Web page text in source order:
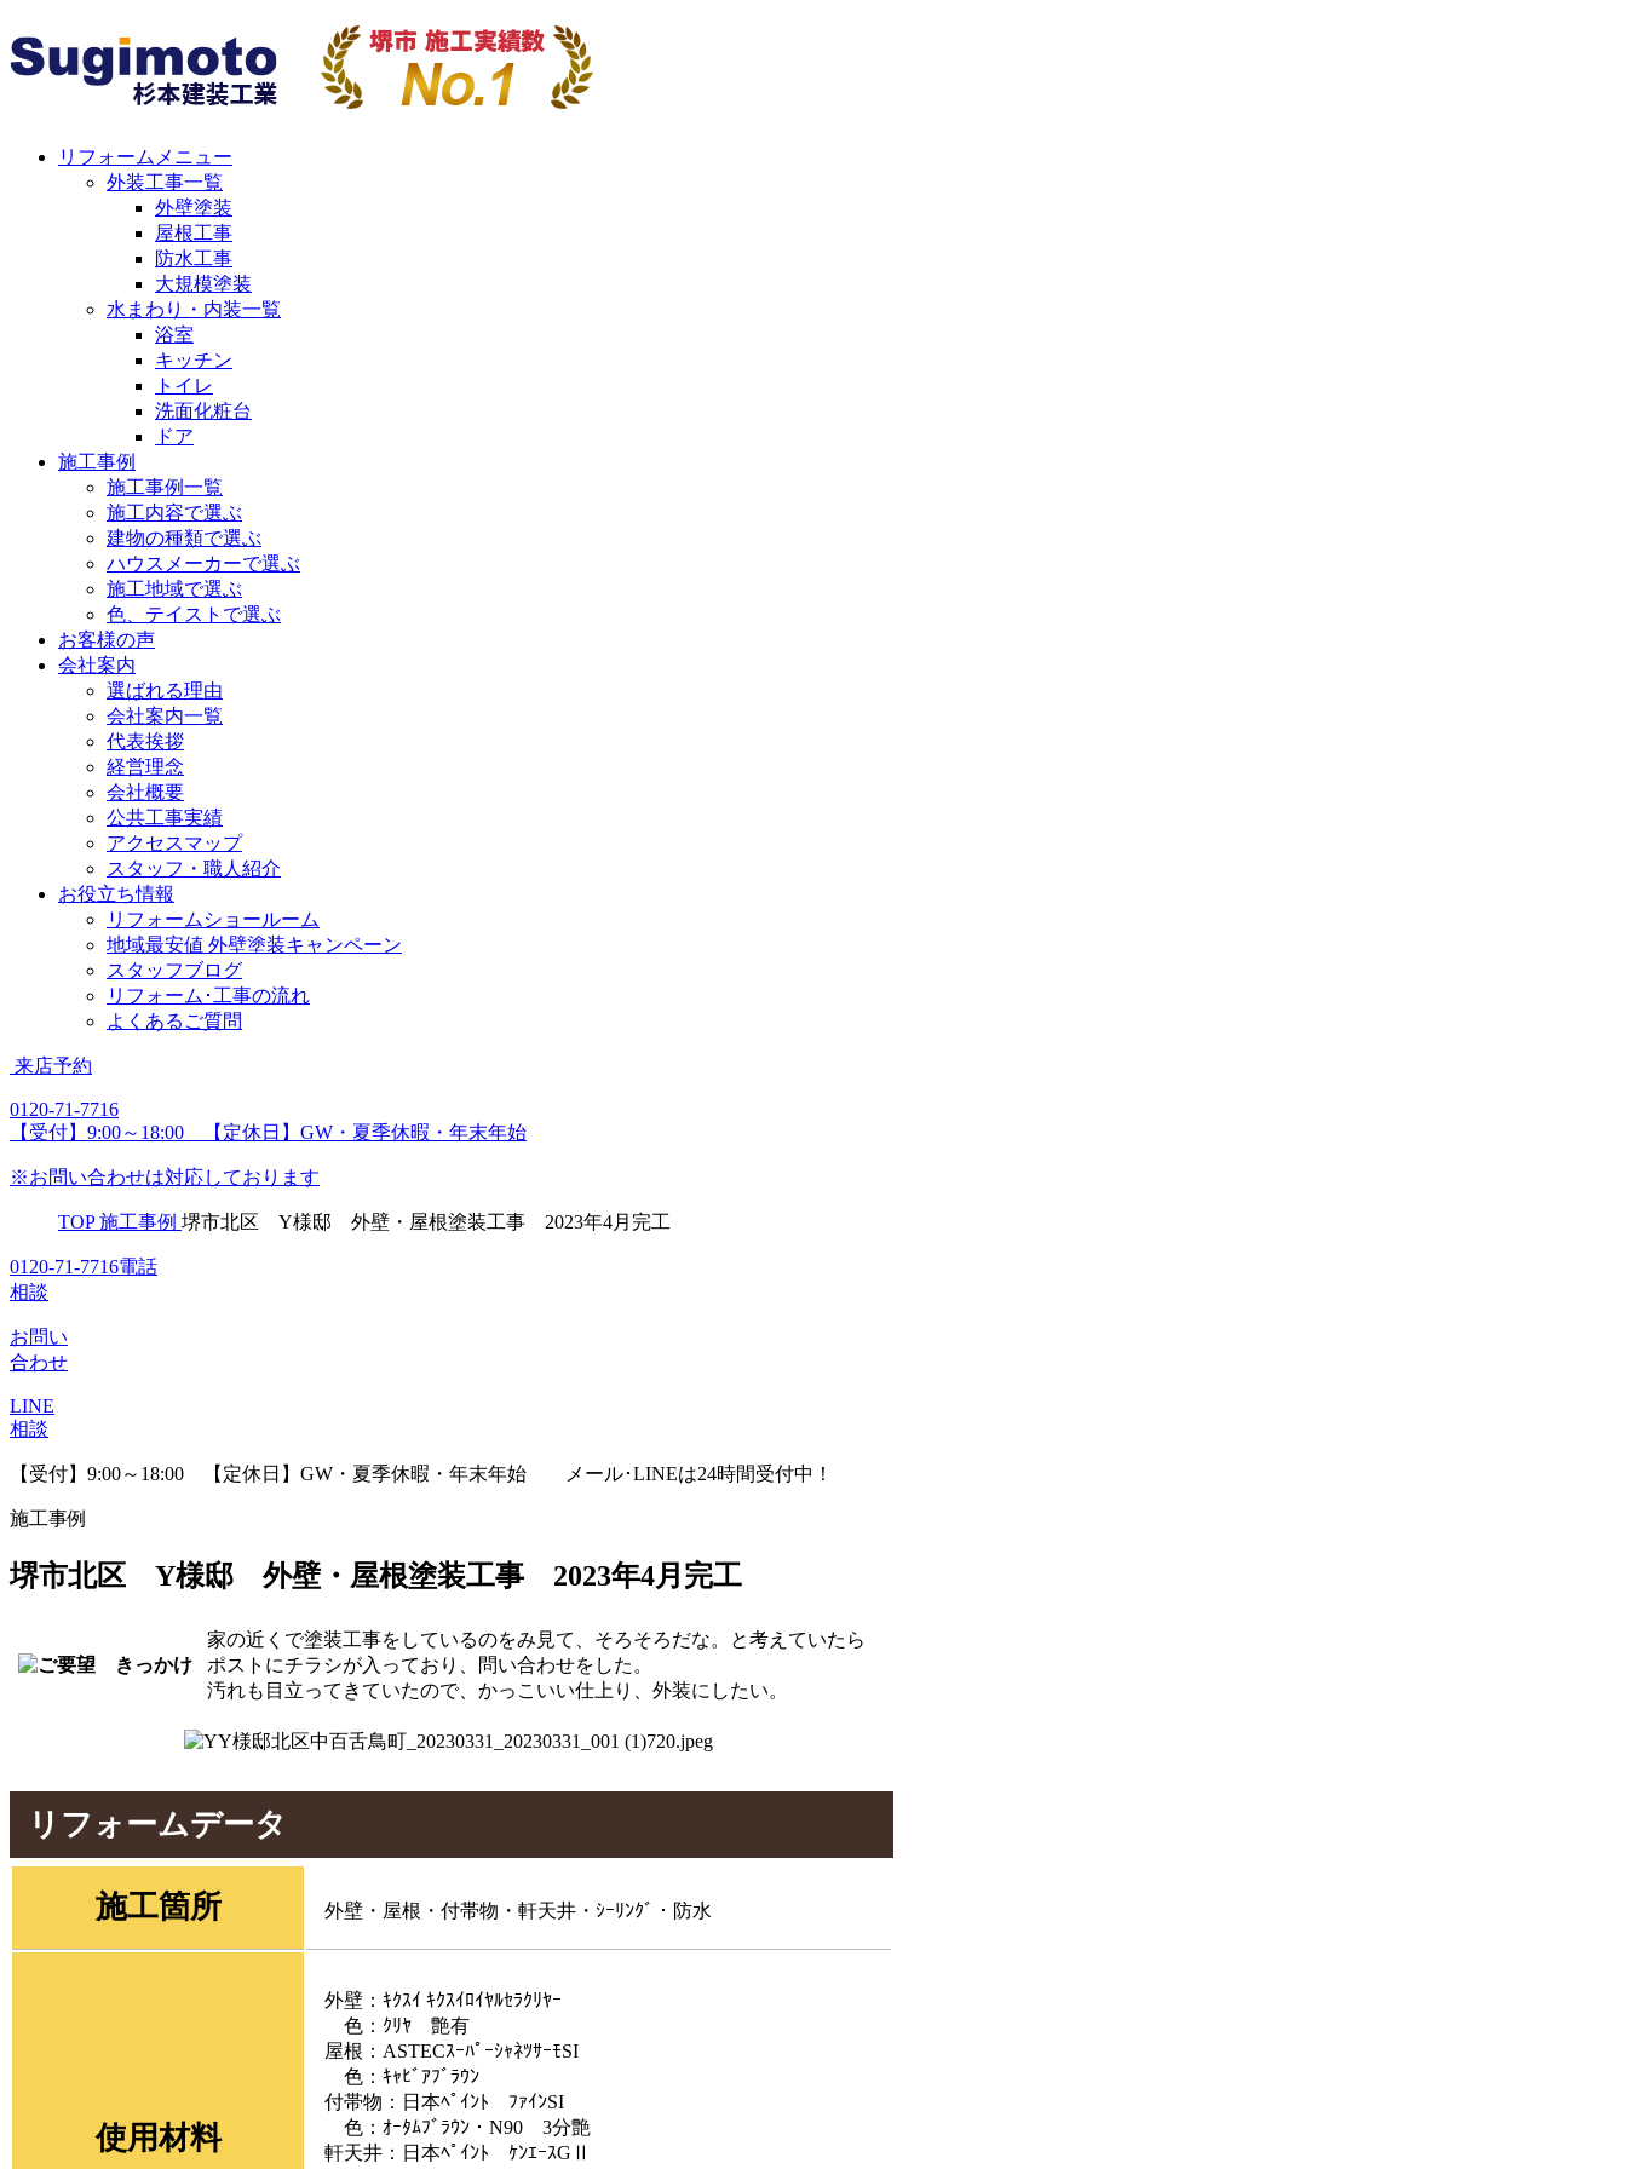
リフォームメニュー
外装工事一覧
外壁塗装
屋根工事
防水工事
大規模塗装
水まわり・内装一覧
浴室
キッチン
トイレ
洗面化粧台
ドア
施工事例
施工事例一覧
施工内容で選ぶ
建物の種類で選ぶ
ハウスメーカーで選ぶ
施工地域で選ぶ
色、テイストで選ぶ
お客様の声
会社案内
選ばれる理由
会社案内一覧
代表挨拶
経営理念
会社概要
公共工事実績
アクセスマップ
スタッフ・職人紹介
お役立ち情報
リフォームショールーム
地域最安値 外壁塗装キャンペーン
スタッフブログ
リフォーム･工事の流れ
よくあるご質問
来店予約
0120-71-7716
【受付】9:00～18:00 【定休日】GW・夏季休暇・年末年始
※お問い合わせは対応しております
TOP 施工事例 堺市北区 Y様邸 外壁・屋根塗装工事 2023年4月完工
0120-71-7716電話
相談
お問い
合わせ
LINE
相談
【受付】9:00～18:00 【定休日】GW・夏季休暇・年末年始 メール･LINEは24時間受付中！
施工事例
堺市北区 Y様邸 外壁・屋根塗装工事 2023年4月完工
家の近くで塗装工事をしているのをみ見て、そろそろだな。と考えていたら
ポストにチラシが入っており、問い合わせをした。
汚れも目立ってきていたので、かっこいい仕上り、外装にしたい。
リフォームデータ
施工箇所 外壁・屋根・付帯物・軒天井・ｼｰﾘﾝｸﾞ・防水
使用材料
外壁：ｷｸｽｲ ｷｸｽｲﾛｲﾔﾙｾﾗｸﾘﾔｰ
色：ｸﾘﾔ 艶有
屋根：ASTECｽｰﾊﾟｰｼｬﾈﾂｻｰﾓSI
色：ｷｬﾋﾞｱﾌﾞﾗｳﾝ
付帯物：日本ﾍﾟｲﾝﾄ ﾌｧｲﾝSI
色：ｵｰﾀﾑﾌﾞﾗｳﾝ・N90 3分艶
軒天井：日本ﾍﾟｲﾝﾄ ｹﾝｴｰｽGⅡ